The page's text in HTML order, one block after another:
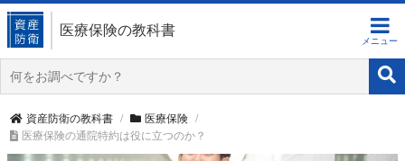
医療保険の教科書
資産防衛の教科書
医療保険
医療保険の通院特約は役に立つのか？